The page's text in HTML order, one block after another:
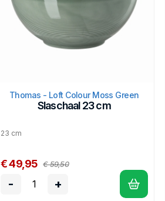
Thomas - Loft Colour Moss Green
Slaschaal 23 cm
23 cm
€ 49,95 € 59,50
- +